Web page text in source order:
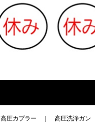
高圧カプラー 高圧洗浄ガン